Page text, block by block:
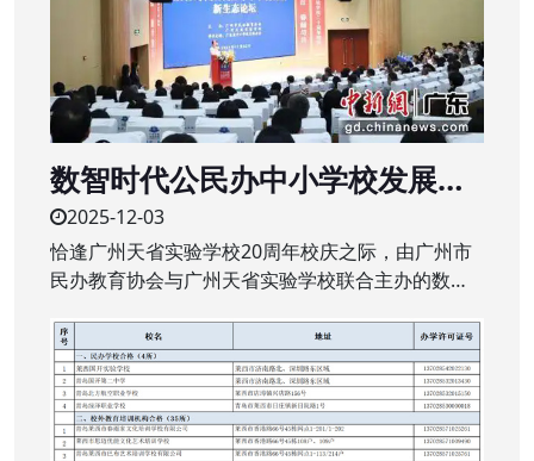
数智时代公民办中小学校发展新
生态研讨会举行
2025-12-03
恰逢广州天省实验学校20周年校庆之际，由广州市
民办教育协会与广州天省实验学校联合主办的数智
校举行。